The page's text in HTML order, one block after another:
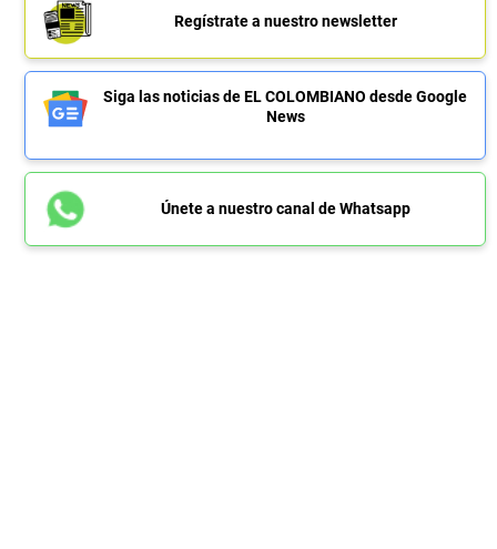
Regístrate a nuestro newsletter
Siga las noticias de EL COLOMBIANO desde Google
News
Únete a nuestro canal de Whatsapp